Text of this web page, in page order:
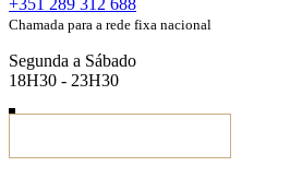
Chamada para a rede fixa nacional
Segunda a Sábado
18H30 - 23H30